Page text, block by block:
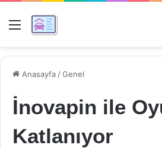
Menü
Anasayfa /Genel
İnovapin ile
Katlanıyor